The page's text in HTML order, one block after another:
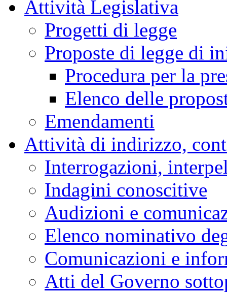
Attività Legislativa
Progetti di legge
Proposte di legge di
Procedura per la
Elenco delle
Emendamenti
Attività di indirizzo,
Interrogazioni,
Indagini conoscitive
Audizioni e
Elenco nominativo
Comunicazioni e
Atti del Governo